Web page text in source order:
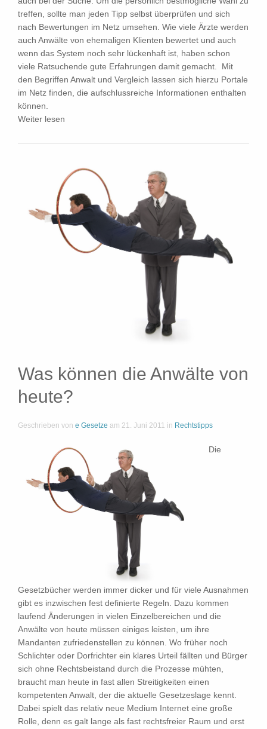
treffen, sollte man jeden Tipp selbst überprüfen und sich
nach Bewertungen im Netz umsehen. Wie viele Ärzte werden
auch Anwälte von ehemaligen Klienten bewertet und auch
wenn das System noch sehr lückenhaft ist, haben schon
viele Ratsuchende gute Erfahrungen damit gemacht. Mit
den Begriffen Anwalt und Vergleich lassen sich hierzu Portale
im Netz finden, die aufschlussreiche Informationen enthalten
können.
Weiter lesen
Was können die Anwälte von
heute?
Geschrieben von e Gesetze am 21. Juni 2011 in Rechtstipps
Die
Gesetzbücher werden immer dicker und für viele Ausnahmen
gibt es inzwischen fest definierte Regeln. Dazu kommen
laufend Änderungen in vielen Einzelbereichen und die
Anwälte von heute müssen einiges leisten, um ihre
Mandanten zufriedenstellen zu können. Wo früher noch
Schlichter oder Dorfrichter ein klares Urteil fällten und Bürger
sich ohne Rechtsbeistand durch die Prozesse mühten,
braucht man heute in fast allen Streitigkeiten einen
kompetenten Anwalt, der die aktuelle Gesetzeslage kennt.
Dabei spielt das relativ neue Medium Internet eine große
Rolle, denn es galt lange als fast rechtsfreier Raum und erst